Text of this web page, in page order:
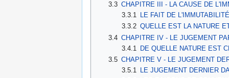
3.3 CHAPITRE III - LA CAUSE DE
3.3.1 LE FAIT DE
3.3.2 QUELLE EST LA NATURE
3.4 CHAPITRE IV - LE JUGEMENT
3.4.1
DE QUELLE NATURE EST
3.5 CHAPITRE V - LE JUGEMENT
3.5.1 LE JUGEMENT DERNIER